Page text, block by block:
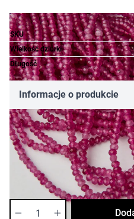
SKU
Wielkość dziurki
Długość
Informacje o produkcie
3,65 zł
Cena za opakowanie
Ilość w opakowaniu: 20 szt.